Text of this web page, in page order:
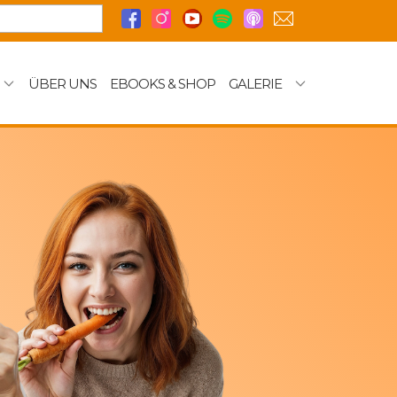
ÜBER UNS EBOOKS & SHOP GALERIE